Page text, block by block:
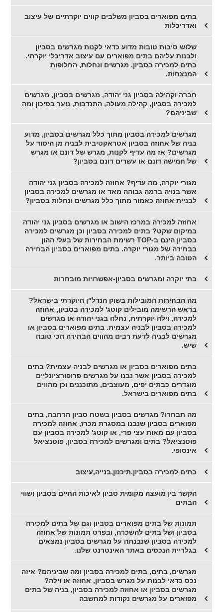
בתים מפוארים בסביון משלבים קווים יוקרתיים של עיצוב
ואדריכלות
שלוש סיבות טובות מדוע כדאי לקנות מגרשים בסביון
ולבנות עליהם בתים מפוארים עם עיצוב אדריכלי יוקרתי.
בתים למכירה בסביון, מגרשים ונחלות, החלופות
המנצחות.
חברה וקהילה בסביון גני יהודה, מגרשים בסביון, מגרשים
למכירה בסביון, קהילה מעולה, התנדבות, נוער בסיכון ומה
שביניהם?
מגרשים למכירה בסביון מתוך כלל מגרשים בסביון, מדוע
בניה של אחוזה בסביון אטראקטיבית לבניה מן היסוד על
מגרשים? אז מה עדיף לקנות, מגרש של דונם או מגרש
של חמישה דונם או עשרים דונם בסביון?
מגורי יוקרה, מה עדיף? אחוזה למכירה בסביון גני יהודה
אשר בנויה ברמה גבוהה מאד או מגרשים למכירה בסביון
לבניית אחוזה כאמור מתוך כלל מגרשים ונחלות בסביון?
אחוזה למכירה במרכז הישוב או מגרשים בסביון גני יהודה
במיקום שקט? בתים למכירה בסביון וכן מגרשים למכירה
בסביון הינם ב-TOP רשימת הבחירות של בעלי ההון
בבחירה של מגורי יוקרה. בתים מפוארים בסביון הבחירה
הטובה ביותר.
בתי יוקרה ומגרשים בסביון-אפשרויות מובחרות
מה הבחירות המובילות בשוק הנדל"ן היוקרתי בישראל?
בראש הרשימה מובילים קוטג' למכירה בסביון, אחוזה
למכירה, וילה יוקרתית, נחלה בגני יהודה או מגרשים
למכירה בסביון לבניה עצמית. בתים מפוארים בסביון או
מגרשים לבניה לדעת רבים מהווים הבחירה הכי טובה
שיש.
בתים מפוארים בסביון או מגרשים לבניה עצמית? בתים
למכירה בסביון אשר נבנו על מגרשים פרופורציונליים
מוגדרים כבתים יפים, מעוצבים, מתוכננים וכן מהווים
בתים מפוארים בישראל.
מה תבחרו? מגרשים בסביון בשטח סביון הרחבה, בתים
מפוארים בסביון שנבנו במסגרת מכרז, אחוזה למכירה
בסביון עם מאות עצי פרי, או קוטג' למכירה בסביון עם
פוטנציאל? בתים ומגרשים למכירה בסביון, פוטנציאל
אינסופי.
בתים למכירה בסביון,תיכנון,בנייה,עיצוב
הקשר בין מועצה מקומית סביון לאיכות החיים בסביון ושווי
הבתים
תמונות של בתים מפוארים בסביון וגם של בתים למכירה
בסביון ושל בתים להשכרה, ובפרט תמונות של אחוזה
למכירה בסביון שנבנתה על מגרשים בסביון נמצאים
בגלריית הנכסים באתר האינטרנט שלנו.
מגרשים, בתים, בתים למכירה בסביון ומה שביניהם? איזה
נכס כדאי לבנות על מגרש בסביון, אחוזה או וילה?
מגרשים בסביון או אחוזה למכירה בסביון, בניה של בתים
מפוארים על מגרשים נקודות למחשבה